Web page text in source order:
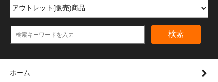
検索
ホーム